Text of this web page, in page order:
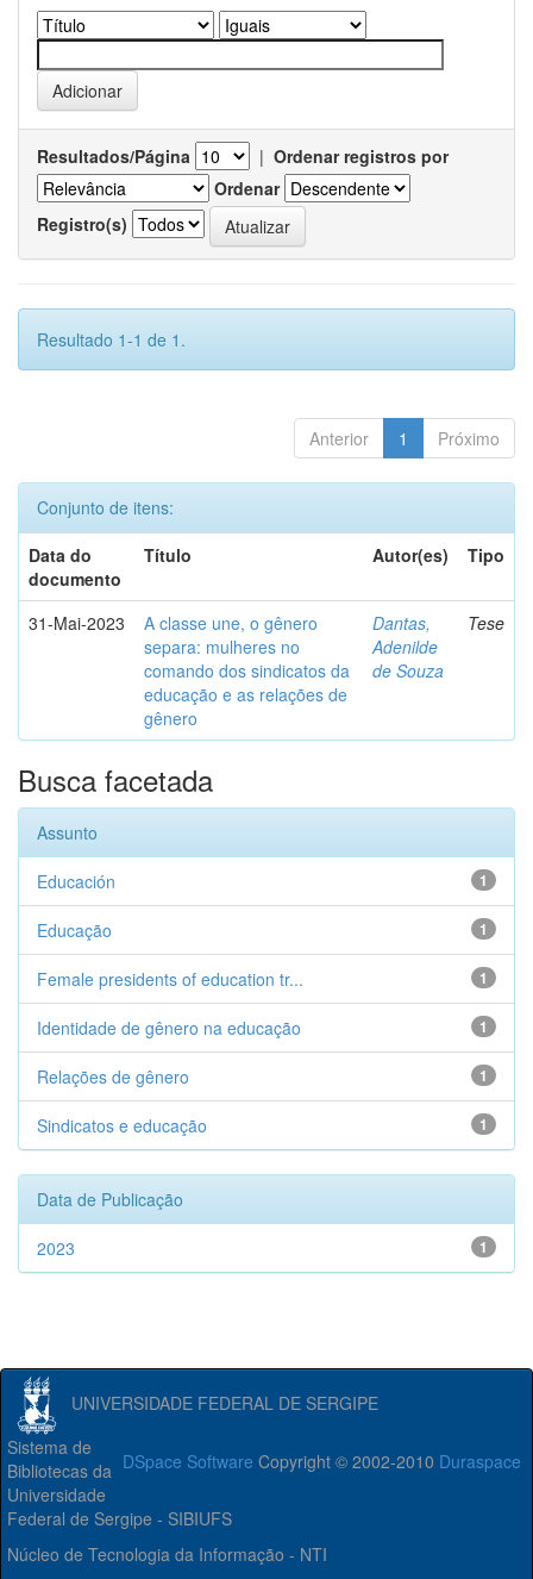
Resultados/Página | Ordenar registros por
Ordenar
Registro(s)
Resultado 1-1 de 1.
Anterior 1 Próximo
Conjunto de itens:
Data do
documento
Título Autor(es) Tipo
31-Mai-2023
A classe une, o gênero
separa: mulheres no
comando dos sindicatos da
educação e as relações de
gênero
Dantas,
Adenilde
de Souza
Tese
Busca facetada
Assunto
1
Educación
1
Educação
1
Female presidents of education tr...
1
Identidade de gênero na educação
1
Relações de gênero
1
Sindicatos e educação
Data de Publicação
1
2023
UNIVERSIDADE FEDERAL DE SERGIPE
DSpace Software Copyright © 2002-2010 Duraspace
Sistema de
Bibliotecas da
Universidade
Federal de Sergipe - SIBIUFS
Núcleo de Tecnologia da Informação - NTI